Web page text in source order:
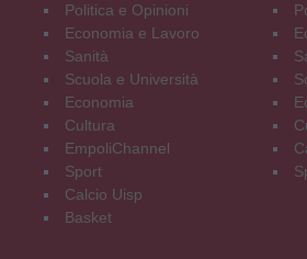
Politica e Opinioni
Economia e Lavoro
Sanità
Scuola e Università
Economia
Cultura
EmpoliChannel
Sport
Calcio Uisp
Basket